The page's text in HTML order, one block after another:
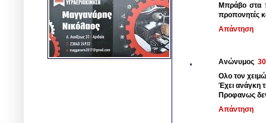
Μπράβο στα
προπονητές
Απάντηση
Ανώνυμος
Ολο τον
Έχει ανάγκη
Προφανως
Απάντηση